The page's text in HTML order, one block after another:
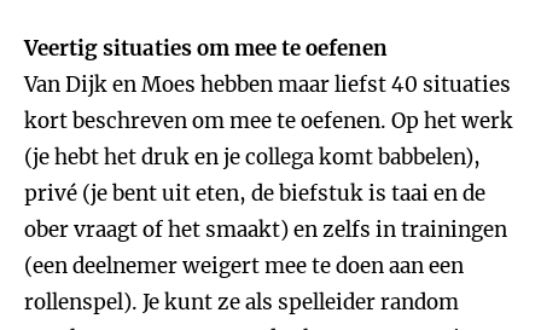
Veertig situaties om mee te oefenen
Van Dijk en Moes hebben maar liefst 40 situaties
kort beschreven om mee te oefenen. Op het werk
(je hebt het druk en je collega komt babbelen),
privé (je bent uit eten, de biefstuk is taai en de
ober vraagt of het smaakt) en zelfs in trainingen
(een deelnemer weigert mee te doen aan een
rollenspel). Je kunt ze als spelleider random